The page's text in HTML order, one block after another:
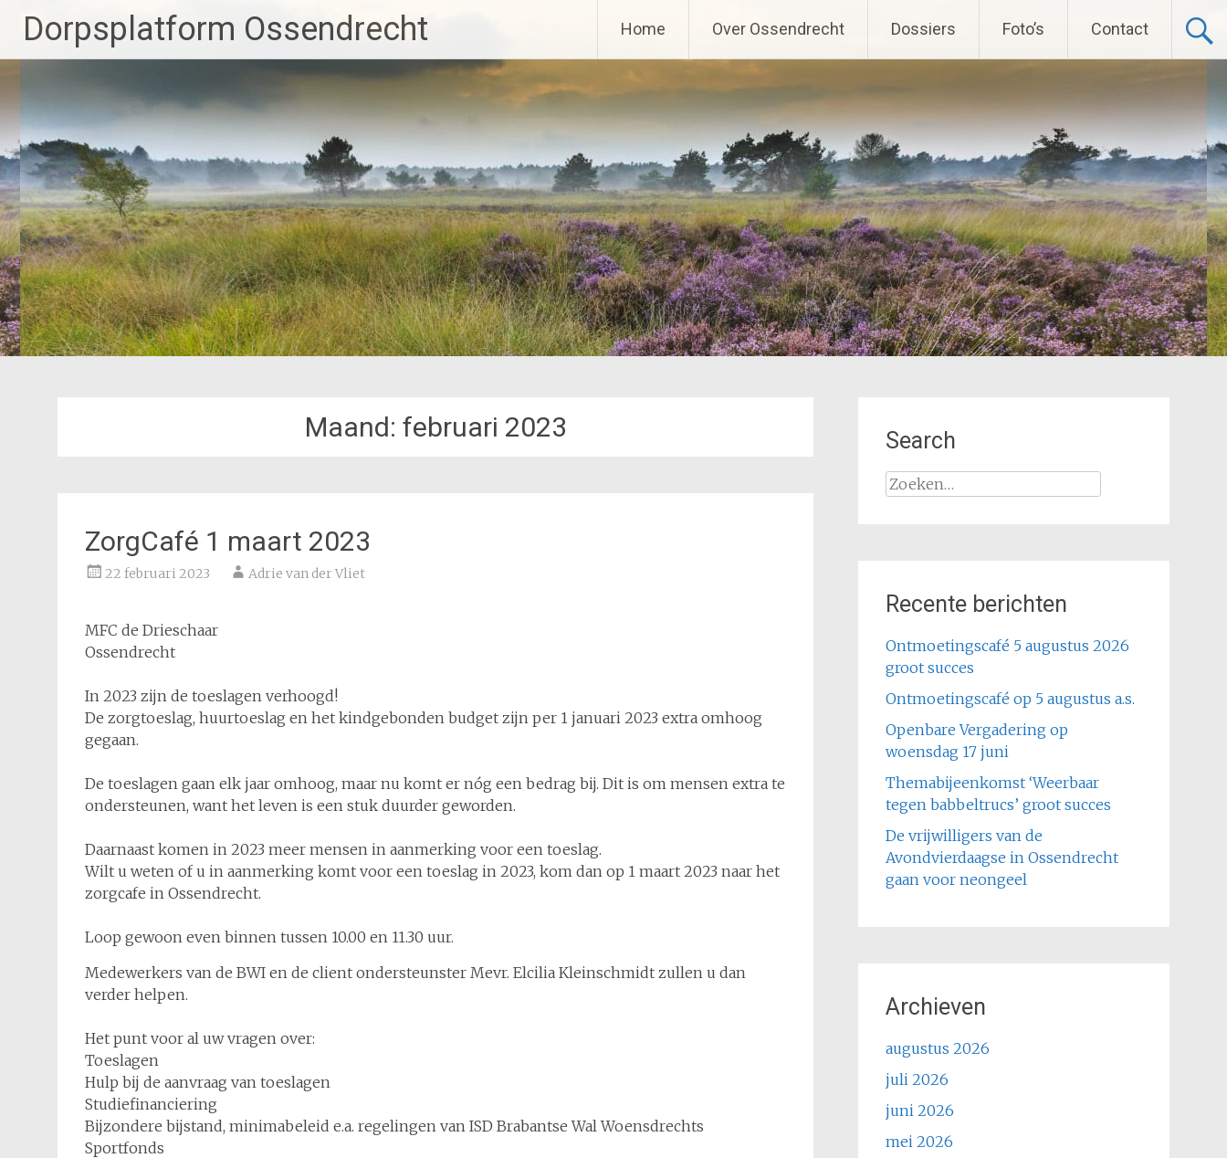
de
Dorpsplatform Ossendrecht Home Over Ossendrecht Dossiers Foto’s Contact
Maand: februari 2023
ZorgCafé 1 maart 2023
22 februari 2023 Adrie van der Vliet
MFC de Drieschaar
Ossendrecht
In 2023 zijn de toeslagen verhoogd!
De zorgtoeslag, huurtoeslag en het kindgebonden budget zijn per 1 januari 2023 extra omhoog
gegaan.
De toeslagen gaan elk jaar omhoog, maar nu komt er nóg een bedrag bij. Dit is om mensen extra te
ondersteunen, want het leven is een stuk duurder geworden.
Daarnaast komen in 2023 meer mensen in aanmerking voor een toeslag.
Wilt u weten of u in aanmerking komt voor een toeslag in 2023, kom dan op 1 maart 2023 naar het
zorgcafe in Ossendrecht.
Loop gewoon even binnen tussen 10.00 en 11.30 uur.
Medewerkers van de BWI en de client ondersteunster Mevr. Elcilia Kleinschmidt zullen u dan
verder helpen.
Het punt voor al uw vragen over:
Toeslagen
Hulp bij de aanvraag van toeslagen
Studiefinanciering
Bijzondere bijstand, minimabeleid e.a. regelingen van ISD Brabantse Wal Woensdrechts
Sportfonds
Search
Zoeken
Recente berichten
Ontmoetingscafé 5 augustus 2026
groot succes
Ontmoetingscafé op 5 augustus a.s.
Openbare Vergadering op
woensdag 17 juni
Themabijeenkomst ‘Weerbaar
tegen babbeltrucs’ groot succes
De vrijwilligers van de
Avondvierdaagse in Ossendrecht
gaan voor neongeel
Archieven
augustus 2026
juli 2026
juni 2026
mei 2026